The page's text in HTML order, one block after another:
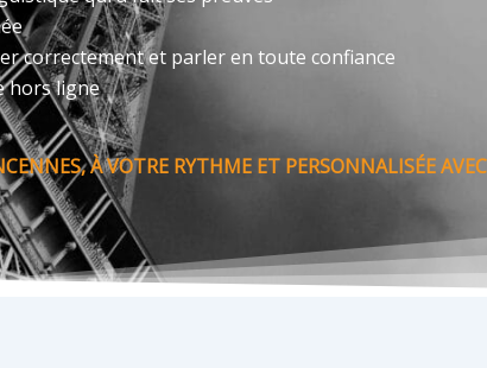
correctement et parler en toute confiance
hors ligne
À VOTRE RYTHME ET PERSONNALISÉE